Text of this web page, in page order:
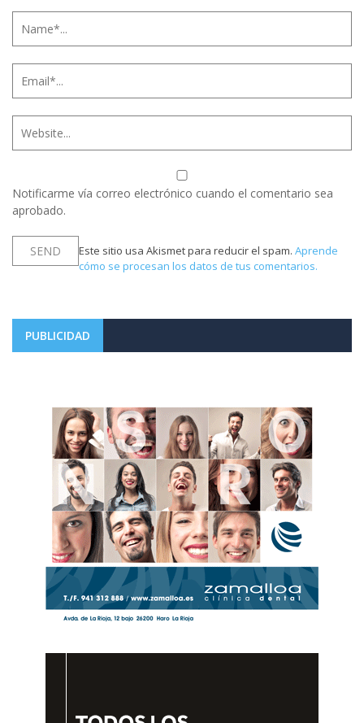
Notificarme vía correo electrónico cuando el comentario sea
aprobado.
Este sitio usa Akismet para reducir el spam. Aprende
cómo se procesan los datos de tus comentarios.
PUBLICIDAD